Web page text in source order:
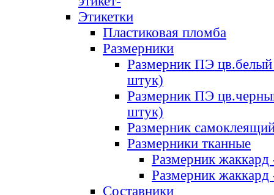
Этикетки
Пластиковая пломба
Размерники
Размерник ПЭ цв.белый
штук)
Размерник ПЭ
штук)
Размерник
Размерники тканные
Размерник
Размерник
Составники